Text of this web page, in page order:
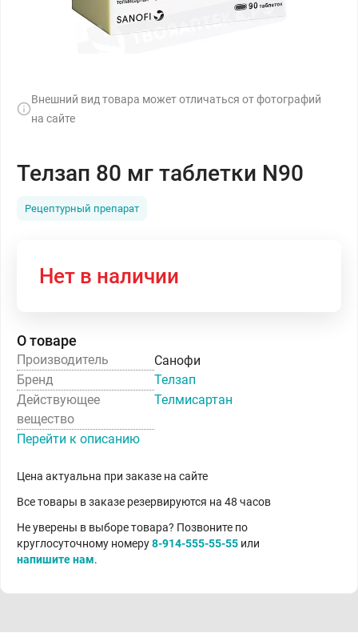
Внешний вид товара может отличаться от фотографий
на сайте
Телзап 80 мг таблетки N90
Рецептурный препарат
Нет в наличии
О товаре
Производитель
Санофи
Бренд
Телзап
Действующее
вещество
Телмисартан
Перейти к описанию
Цена актуальна при заказе на сайте
Все товары в заказе резервируются на 48 часов
Не уверены в выборе товара? Позвоните по
круглосуточному номеру8-914-555-55-55 или
напишите нам.